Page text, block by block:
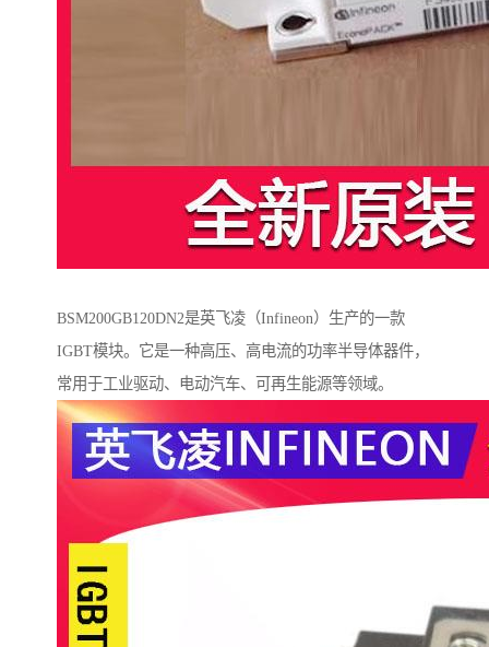
BSM200GB120DN2是英飞凌（Infineon）生产的一款
IGBT模块。它是一种高压、高电流的功率半导体器件，
常用于工业驱动、电动汽车、可再生能源等领域。